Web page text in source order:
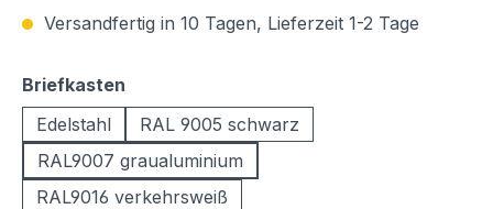
Versandfertig in 10 Tagen, Lieferzeit 1-2 Tage
Briefkasten
Edelstahl
RAL 9005 schwarz
RAL9007 graualuminium
RAL9016 verkehrsweiß